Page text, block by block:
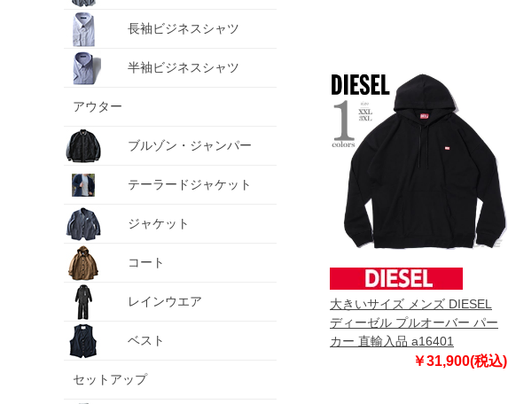
長袖ビジネスシャツ
半袖ビジネスシャツ
アウター
ブルゾン・ジャンパー
テーラードジャケット
ジャケット
コート
レインウエア
ベスト
セットアップ
大きいサイズ メンズ DIESEL
ディーゼル プルオーバー パー
カー 直輸入品 a16401
￥31,900(税込)